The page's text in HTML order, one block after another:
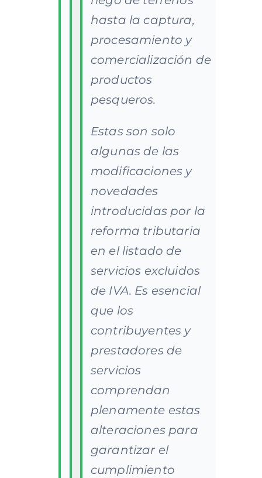
hasta la captura,
procesamiento y
comercialización de
productos
pesqueros.
Estas son solo
algunas de las
modificaciones y
novedades
introducidas por la
reforma tributaria
en el listado de
servicios excluidos
de IVA. Es esencial
que los
contribuyentes y
prestadores de
servicios
comprendan
plenamente estas
alteraciones para
garantizar el
cumplimiento